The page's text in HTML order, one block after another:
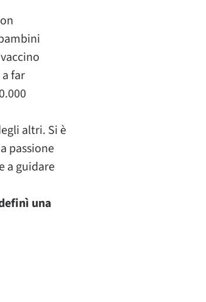
far
altri. Si è
passione
a guidare
una